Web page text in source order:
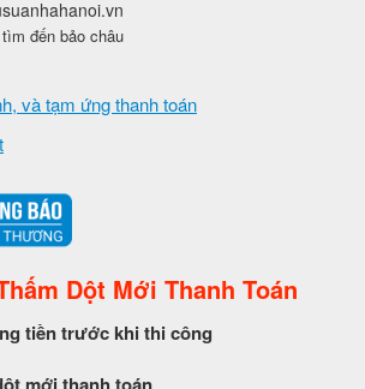
đến bảo châu
và tạm ứng thanh toán
Dột Mới Thanh Toán
tiền trước khi thi công